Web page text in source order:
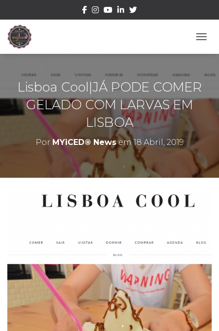
Lisboa Cool|JÁ PODE COMER
GELADO COM LARVAS EM
LISBOA
Por MYiCED® Newsem18 Abril, 2019